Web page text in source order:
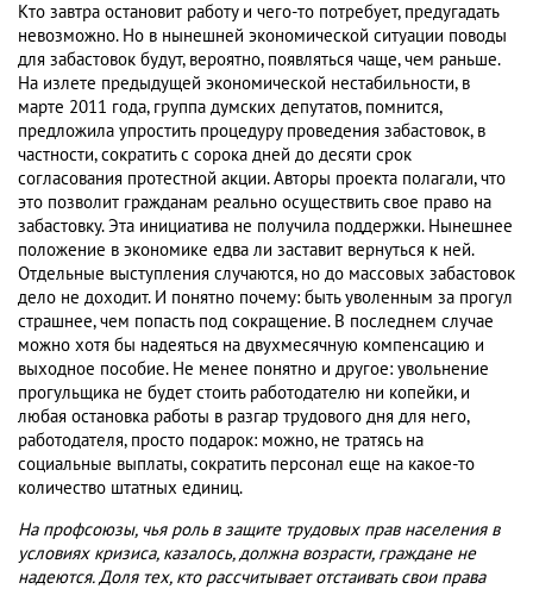
Кто завтра остановит работу и чего-то потребует, предугадать
невозможно. Но в нынешней экономической ситуации поводы
для забастовок будут, вероятно, появляться чаще, чем раньше.
На излете предыдущей экономической нестабильности, в
марте 2011 года, группа думских депутатов, помнится,
предложила упростить процедуру проведения забастовок, в
частности, сократить с сорока дней до десяти срок
согласования протестной акции. Авторы проекта полагали, что
это позволит гражданам реально осуществить свое право на
забастовку. Эта инициатива не получила поддержки. Нынешнее
положение в экономике едва ли заставит вернуться к ней.
Отдельные выступления случаются, но до массовых забастовок
дело не доходит. И понятно почему: быть уволенным за прогул
страшнее, чем попасть под сокращение. В последнем случае
можно хотя бы надеяться на двухмесячную компенсацию и
выходное пособие. Не менее понятно и другое: увольнение
прогульщика не будет стоить работодателю ни копейки, и
любая остановка работы в разгар трудового дня для него,
работодателя, просто подарок: можно, не тратясь на
социальные выплаты, сократить персонал еще на какое-то
количество штатных единиц.
На профсоюзы, чья роль в защите трудовых прав населения в
условиях кризиса, казалось, должна возрасти, граждане не
надеются. Доля тех, кто рассчитывает отстаивать свои права